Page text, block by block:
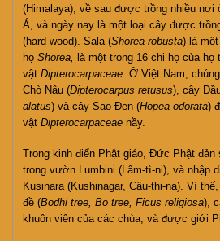
(Himalaya), về sau được trồng nhiều nơi
Á, và ngày nay là một loại cây được
(hard wood). Sala (Shorea robusta) là
họ Shorea, là một trong 16 chi họ của họ
vật Dipterocarpaceae. Ở Việt Nam,
Chò Nâu (Dipterocarpus retusus), cây
alatus) và cây Sao Đen (Hopea odorata)
vật Dipterocarpaceae nầy.
Trong kinh điển Phật giáo, Đức Phật
trong vườn Lumbini (Lâm-tì-ni), và nhập
Kusinara (Kushinagar, Câu-thi-na). Vì
đề (Bodhi tree, Bo tree, Ficus religiosa),
khuôn viên của các chùa, và được giới